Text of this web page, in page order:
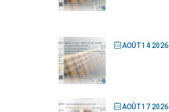
AOÛT 14 2026
AOÛT 17 2026